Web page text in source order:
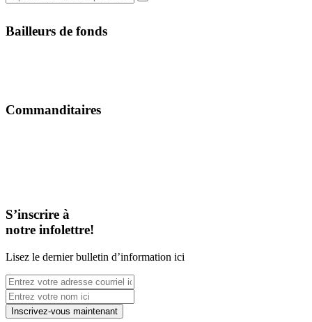
Bailleurs de fonds
Commanditaires
S’inscrire à
notre infolettre!
Lisez le dernier bulletin d’information ici